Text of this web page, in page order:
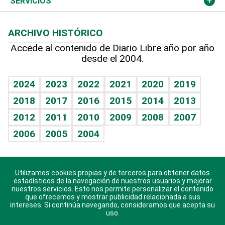
Hablando con el pediatra
Vida y familia
Eñe
Celebrando la vida
Sin complejos
En pocas palabras
Escuchando al corazón
Economía Personal
Línea de hit
TBT Deportivo
Lecturas
Hecho en casa
Guía del dinero
Cumpleaños
Horóscopos
Juegos
ARCHIVO HISTÓRICO
Accede al contenido de Diario Libre año por año
desde el 2004.
2024 2023 2022 2021 2020
2019
2018
2017 2016 2015 2014
2013
2012
2011 2010 2009 2008
2007
2006
2005 2004
Descarga nuestras aplicaciones para Android, iOS y
sistema Huawei.
Utilizamos cookies propias y de terceros para obtener datos
estadísticos de la navegación de nuestros usuarios y mejorar
nuestros servicios. Esto nos permite personalizar el contenido
que ofrecemos y mostrar publicidad relacionada a sus
intereses. Si continúa navegando, consideramos que acepta su
uso.